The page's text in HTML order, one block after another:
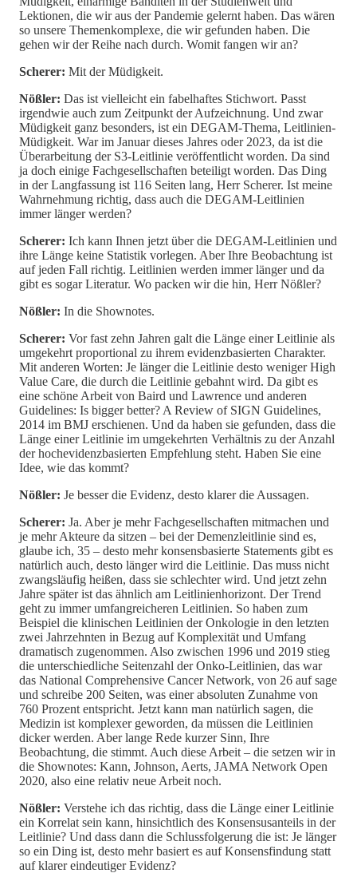
Lektionen, die wir aus der Pandemie gelernt haben. Das wären
so unsere Themenkomplexe, die wir gefunden haben. Die
gehen wir der Reihe nach durch. Womit fangen wir an?
Scherer: Mit der Müdigkeit.
Nößler: Das ist vielleicht ein fabelhaftes Stichwort. Passt
irgendwie auch zum Zeitpunkt der Aufzeichnung. Und zwar
Müdigkeit ganz besonders, ist ein DEGAM-Thema, Leitlinien-
Müdigkeit. War im Januar dieses Jahres oder 2023, da ist die
Überarbeitung der S3-Leitlinie veröffentlicht worden. Da sind
ja doch einige Fachgesellschaften beteiligt worden. Das Ding
in der Langfassung ist 116 Seiten lang, Herr Scherer. Ist meine
Wahrnehmung richtig, dass auch die DEGAM-Leitlinien
immer länger werden?
Scherer: Ich kann Ihnen jetzt über die DEGAM-Leitlinien und
ihre Länge keine Statistik vorlegen. Aber Ihre Beobachtung ist
auf jeden Fall richtig. Leitlinien werden immer länger und da
gibt es sogar Literatur. Wo packen wir die hin, Herr Nößler?
Nößler: In die Shownotes.
Scherer: Vor fast zehn Jahren galt die Länge einer Leitlinie als
umgekehrt proportional zu ihrem evidenzbasierten Charakter.
Mit anderen Worten: Je länger die Leitlinie desto weniger High
Value Care, die durch die Leitlinie gebahnt wird. Da gibt es
eine schöne Arbeit von Baird und Lawrence und anderen
Guidelines: Is bigger better? A Review of SIGN Guidelines,
2014 im BMJ erschienen. Und da haben sie gefunden, dass die
Länge einer Leitlinie im umgekehrten Verhältnis zu der Anzahl
der hochevidenzbasierten Empfehlung steht. Haben Sie eine
Idee, wie das kommt?
Nößler: Je besser die Evidenz, desto klarer die Aussagen.
Scherer: Ja. Aber je mehr Fachgesellschaften mitmachen und
je mehr Akteure da sitzen – bei der Demenzleitlinie sind es,
glaube ich, 35 – desto mehr konsensbasierte Statements gibt es
natürlich auch, desto länger wird die Leitlinie. Das muss nicht
zwangsläufig heißen, dass sie schlechter wird. Und jetzt zehn
Jahre später ist das ähnlich am Leitlinienhorizont. Der Trend
geht zu immer umfangreicheren Leitlinien. So haben zum
Beispiel die klinischen Leitlinien der Onkologie in den letzten
zwei Jahrzehnten in Bezug auf Komplexität und Umfang
dramatisch zugenommen. Also zwischen 1996 und 2019 stieg
die unterschiedliche Seitenzahl der Onko-Leitlinien, das war
das National Comprehensive Cancer Network, von 26 auf sage
und schreibe 200 Seiten, was einer absoluten Zunahme von
760 Prozent entspricht. Jetzt kann man natürlich sagen, die
Medizin ist komplexer geworden, da müssen die Leitlinien
dicker werden. Aber lange Rede kurzer Sinn, Ihre
Beobachtung, die stimmt. Auch diese Arbeit – die setzen wir in
die Shownotes: Kann, Johnson, Aerts, JAMA Network Open
2020, also eine relativ neue Arbeit noch.
Nößler: Verstehe ich das richtig, dass die Länge einer Leitlinie
ein Korrelat sein kann, hinsichtlich des Konsensusanteils in der
Leitlinie? Und dass dann die Schlussfolgerung die ist: Je länger
so ein Ding ist, desto mehr basiert es auf Konsensfindung statt
auf klarer eindeutiger Evidenz?